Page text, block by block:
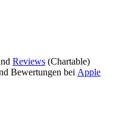
Reviews (Chartable)
Bewertungen bei Apple